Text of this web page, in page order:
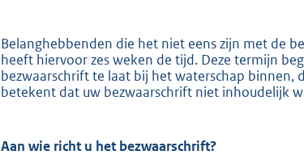
Belanghebbenden die het niet eens zijn met de
heeft hiervoor zes weken de tijd. Deze termijn
bezwaarschrift te laat bij het waterschap
betekent dat uw bezwaarschrift niet inhoudelijk
Aan wie richt u het bezwaarschrift?